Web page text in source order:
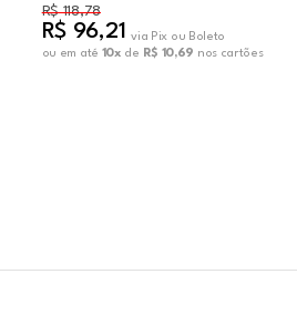
R$ 118,78
R$ 96,21 via Pix ou Boleto
ou em até 10x de R$ 10,69 nos cartões